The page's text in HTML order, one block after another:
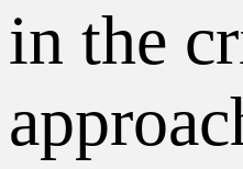
in the